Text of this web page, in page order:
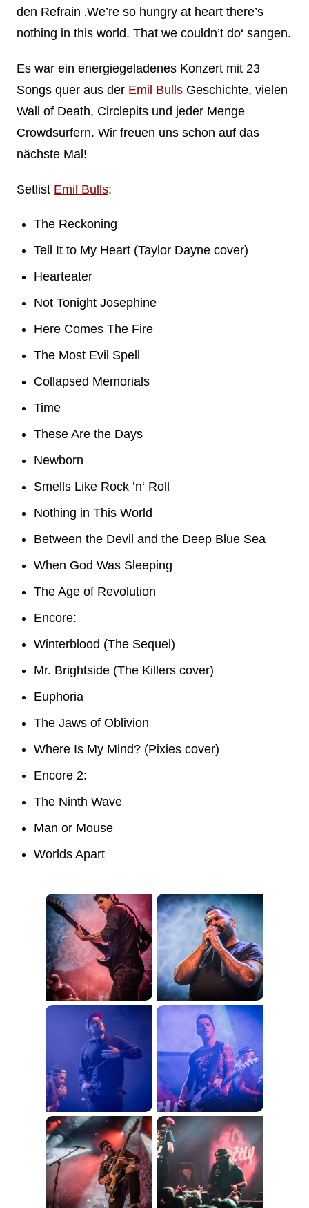
den Refrain ‚We’re so hungry at heart there’s
nothing in this world. That we couldn’t do‘ sangen.
Es war ein energiegeladenes Konzert mit 23
Songs quer aus der Emil BullsGeschichte, vielen
Wall of Death, Circlepits und jeder Menge
Crowdsurfern. Wir freuen uns schon auf das
nächste Mal!
Setlist Emil Bulls:
The Reckoning
Tell It to My Heart (Taylor Dayne cover)
Hearteater
Not Tonight Josephine
Here Comes The Fire
The Most Evil Spell
Collapsed Memorials
Time
These Are the Days
Newborn
Smells Like Rock ’n‘ Roll
Nothing in This World
Between the Devil and the Deep Blue Sea
When God Was Sleeping
The Age of Revolution
Encore:
Winterblood (The Sequel)
Mr. Brightside (The Killers cover)
Euphoria
The Jaws of Oblivion
Where Is My Mind? (Pixies cover)
Encore 2:
The Ninth Wave
Man or Mouse
Worlds Apart